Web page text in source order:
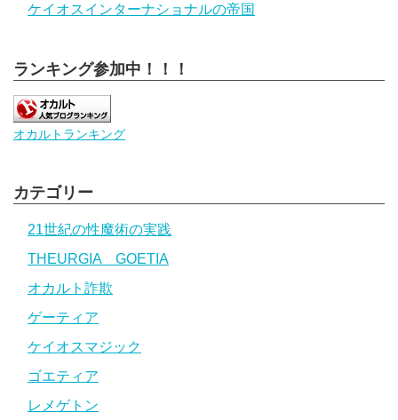
ケイオスインターナショナルの帝国
ランキング参加中！！！
オカルトランキング
カテゴリー
21世紀の性魔術の実践
THEURGIA GOETIA
オカルト詐欺
ゲーティア
ケイオスマジック
ゴエティア
レメゲトン